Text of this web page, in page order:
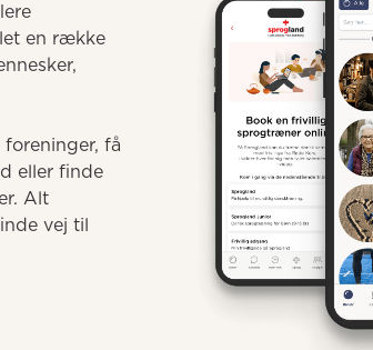
en række
få
eller finde
Alt
vej til